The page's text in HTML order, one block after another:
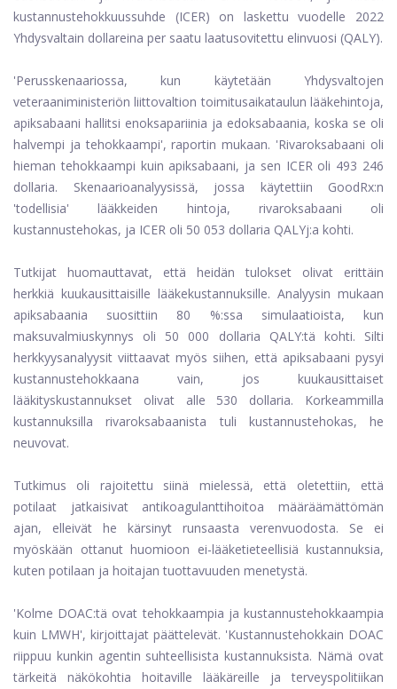
kustannustehokkuussuhde (ICER) on laskettu vuodelle 2022
Yhdysvaltain dollareina per saatu laatusovitettu elinvuosi (QALY).
'Perusskenaariossa, kun käytetään Yhdysvaltojen
veteraaniministeriön liittovaltion toimitusaikataulun lääkehintoja,
apiksabaani hallitsi enoksapariinia ja edoksabaania, koska se oli
halvempi ja tehokkaampi', raportin mukaan. 'Rivaroksabaani oli
hieman tehokkaampi kuin apiksabaani, ja sen ICER oli 493 246
dollaria. Skenaarioanalyysissä, jossa käytettiin GoodRx:n
'todellisia' lääkkeiden hintoja, rivaroksabaani oli
kustannustehokas, ja ICER oli 50 053 dollaria QALYj:a kohti.
Tutkijat huomauttavat, että heidän tulokset olivat erittäin
herkkiä kuukausittaisille lääkekustannuksille. Analyysin mukaan
apiksabaania suosittiin 80 %:ssa simulaatioista, kun
maksuvalmiuskynnys oli 50 000 dollaria QALY:tä kohti. Silti
herkkyysanalyysit viittaavat myös siihen, että apiksabaani pysyi
kustannustehokkaana vain, jos kuukausittaiset
lääkityskustannukset olivat alle 530 dollaria. Korkeammilla
kustannuksilla rivaroksabaanista tuli kustannustehokas, he
neuvovat.
Tutkimus oli rajoitettu siinä mielessä, että oletettiin, että
potilaat jatkaisivat antikoagulanttihoitoa määräämättömän
ajan, elleivät he kärsinyt runsaasta verenvuodosta. Se ei
myöskään ottanut huomioon ei-lääketieteellisiä kustannuksia,
kuten potilaan ja hoitajan tuottavuuden menetystä.
'Kolme DOAC:tä ovat tehokkaampia ja kustannustehokkaampia
kuin LMWH', kirjoittajat päättelevät. 'Kustannustehokkain DOAC
riippuu kunkin agentin suhteellisista kustannuksista. Nämä ovat
tärkeitä näkökohtia hoitaville lääkäreille ja terveyspolitiikan